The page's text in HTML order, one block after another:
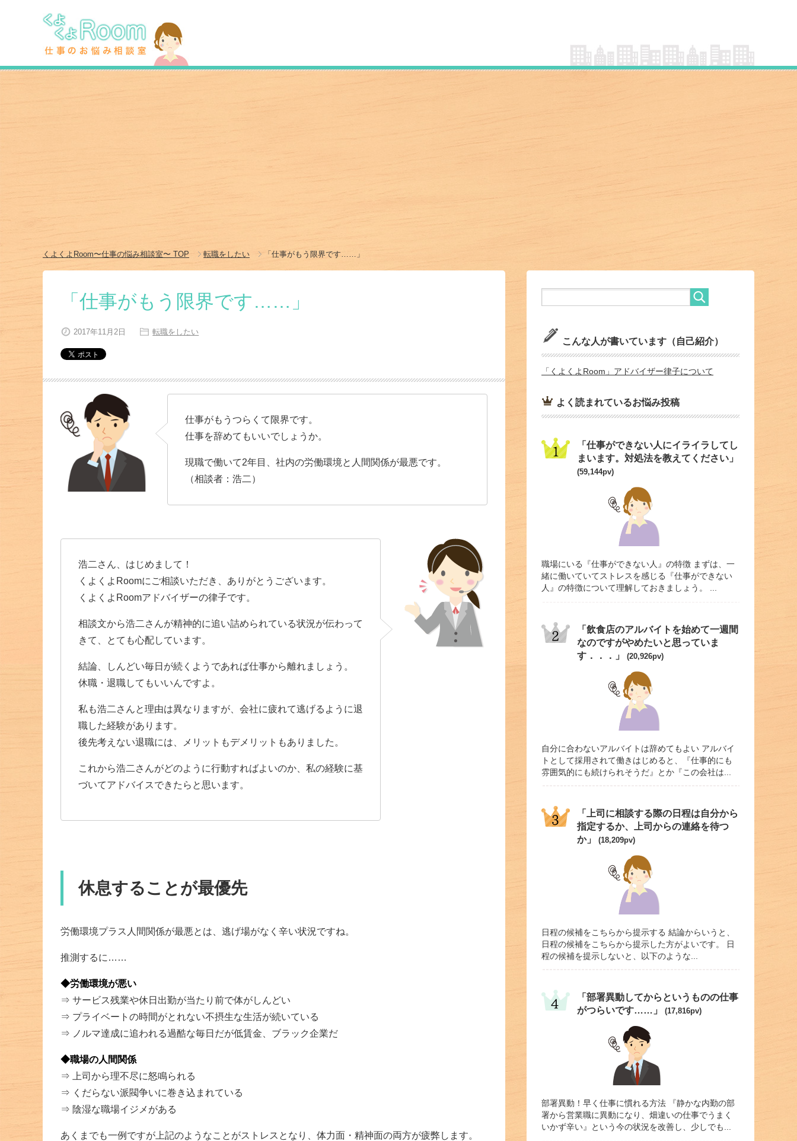
くよくよRoom〜仕事の悩み相談室〜 TOP 転職をしたい 「仕事がもう限界です……」
「仕事がもう限界です……」
2017年11月2日 転職をしたい
仕事がもうつらくて限界です。
仕事を辞めてもいいでしょうか。
現職で働いて2年目、社内の労働環境と人間関係が最悪です。
（相談者：浩二）
浩二さん、はじめまして！
くよくよRoomにご相談いただき、ありがとうございます。
くよくよRoomアドバイザーの律子です。
相談文から浩二さんが精神的に追い詰められている状況が伝わって
きて、とても心配しています。
結論、しんどい毎日が続くようであれば仕事から離れましょう。
休職・退職してもいいんですよ。
私も浩二さんと理由は異なりますが、会社に疲れて逃げるように退
職した経験があります。
後先考えない退職には、メリットもデメリットもありました。
これから浩二さんがどのように行動すればよいのか、私の経験に基
づいてアドバイスできたらと思います。
休息することが最優先
労働環境プラス人間関係が最悪とは、逃げ場がなく辛い状況ですね。
推測するに……
◆労働環境が悪い
⇒ サービス残業や休日出勤が当たり前で体がしんどい
⇒ プライベートの時間がとれない不摂生な生活が続いている
⇒ ノルマ達成に追われる過酷な毎日だが低賃金、ブラック企業だ
◆職場の人間関係
⇒ 上司から理不尽に怒鳴られる
⇒ くだらない派閥争いに巻き込まれている
⇒ 陰湿な職場イジメがある
あくまでも一例ですが上記のようなことがストレスとなり、体力面・精神面の両方が疲弊します。
こんな人が書いています（自己紹介）
「くよくよRoom」アドバイザー律子について
よく読まれているお悩み投稿
「仕事ができない人にイライラしてし
まいます。対処法を教えてください」
(59,144pv)
職場にいる『仕事ができない人』の特徴 まずは、一
緒に働いていてストレスを感じる『仕事ができない
人』の特徴について理解しておきましょう。 ...
「飲食店のアルバイトを始めて一週間
なのですがやめたいと思っていま
す．．．」
(20,926pv)
自分に合わないアルバイトは辞めてもよい アルバイ
トとして採用されて働きはじめると、『仕事的にも
雰囲気的にも続けられそうだ』とか『この会社は...
「上司に相談する際の日程は自分から
指定するか、上司からの連絡を待つ
か」
(18,209pv)
日程の候補をこちらから提示する 結論からいうと、
日程の候補をこちらから提示した方がよいです。 日
程の候補を提示しないと、以下のような...
「部署異動してからというものの仕事
がつらいです……」
(17,816pv)
部署異動！早く仕事に慣れる方法 『静かな内勤の部
署から営業職に異動になり、畑違いの仕事でうまく
いかず辛い』という今の状況を改善し、少しでも...